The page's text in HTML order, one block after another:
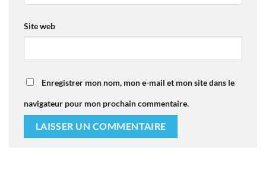
Site web
Enregistrer mon nom, mon e-mail et mon site dans le
navigateur pour mon prochain commentaire.